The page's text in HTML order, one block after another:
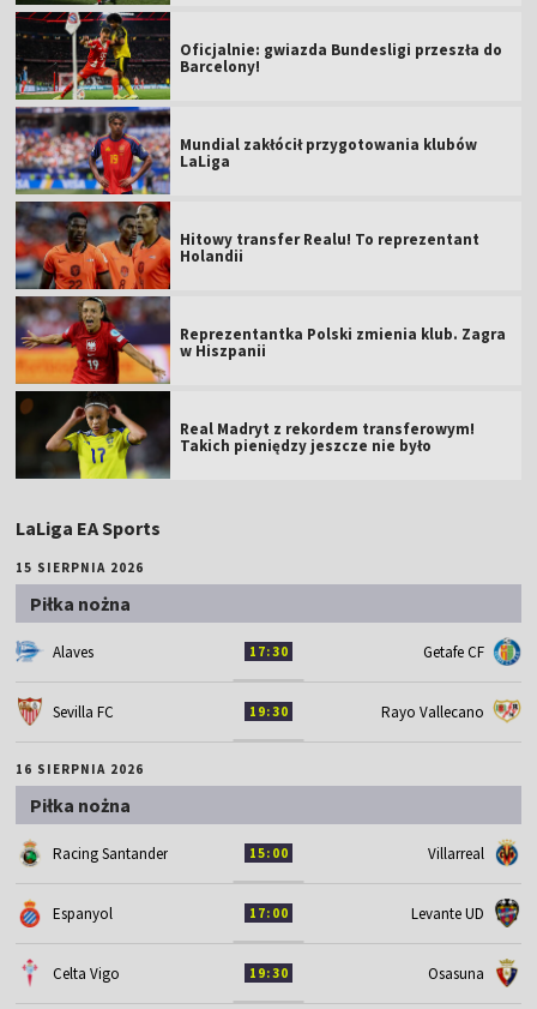
Oficjalnie: gwiazda Bundesligi przeszła do
Barcelony!
Mundial zakłócił przygotowania klubów
LaLiga
Hitowy transfer Realu! To reprezentant
Holandii
Reprezentantka Polski zmienia klub. Zagra
w Hiszpanii
Real Madryt z rekordem transferowym!
Takich pieniędzy jeszcze nie było
LaLiga EA Sports
15 SIERPNIA 2026
Piłka nożna
Alaves 17:30 Getafe CF
Sevilla FC 19:30 Rayo Vallecano
16 SIERPNIA 2026
Piłka nożna
Racing Santander 15:00 Villarreal
Espanyol 17:00 Levante UD
Celta Vigo 19:30 Osasuna